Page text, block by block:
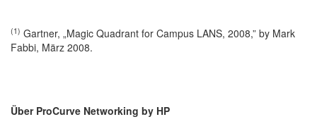
(1) Gartner, „Magic Quadrant for Campus LANS, 2008,” by Mark
Fabbi, März 2008.
Über ProCurve Networking by HP